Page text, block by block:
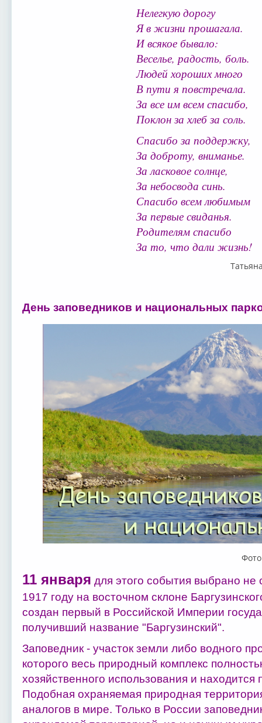
Нелегкую дорогу
Я в жизни прошагала.
И всякое бывало:
Веселье, радость, боль.
Людей хороших много
В пути я повстречала.
За все им всем спасибо,
Поклон за хлеб за соль.
Спасибо за поддержку,
За доброту, вниманье.
За ласковое солнце,
За небосвода синь.
Спасибо всем любимым
За первые свиданья.
Родителям спасибо
За то, что дали жизнь!
День заповедников и национальных
11 января для этого события выбрано не
1917 году на восточном склоне
создан первый в Российской Империи
получивший название "Баргузинский".
Заповедник - участок земли либо водного
которого весь природный комплекс
хозяйственного использования и находится
Подобная охраняемая природная
аналогов в мире. Только в России